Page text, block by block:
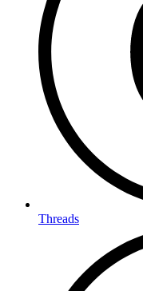
Threads